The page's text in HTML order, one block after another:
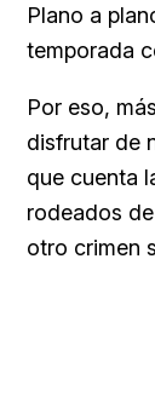
Plano a
temporada
Por eso,
disfrutar de
que cuenta
rodeados
otro crimen